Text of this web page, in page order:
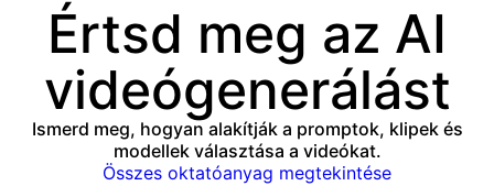
Értsd meg az AI
videógenerálást
Ismerd meg, hogyan alakítják a promptok, klipek és
modellek választása a videókat.
Összes oktatóanyag megtekintése